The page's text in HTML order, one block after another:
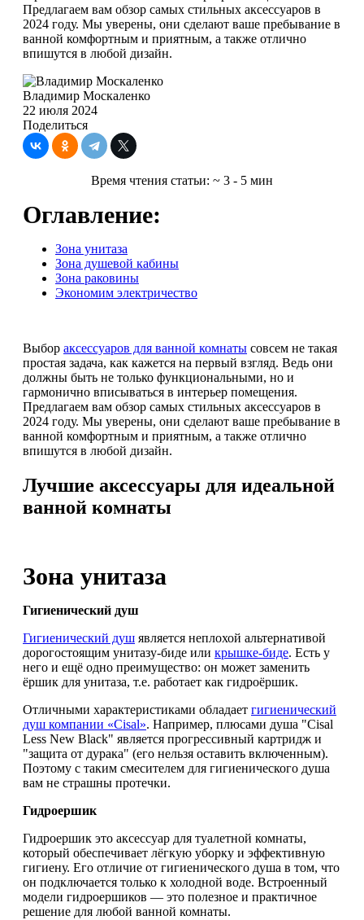
Предлагаем вам обзор самых стильных аксессуаров в
2024 году. Мы уверены, они сделают ваше пребывание в
ванной комфортным и приятным, а также отлично
впишутся в любой дизайн.
Владимир Москаленко
22 июля 2024
Поделиться
Время чтения статьи: ~ 3 - 5 мин
Оглавление:
Зона унитаза
Зона душевой кабины
Зона раковины
Экономим электричество
Выбор аксессуаров для ванной комнаты совсем не такая
простая задача, как кажется на первый взгляд. Ведь они
должны быть не только функциональными, но и
гармонично вписываться в интерьер помещения.
Предлагаем вам обзор самых стильных аксессуаров в
2024 году. Мы уверены, они сделают ваше пребывание в
ванной комфортным и приятным, а также отлично
впишутся в любой дизайн.
Лучшие аксессуары для идеальной
ванной комнаты
Зона унитаза
Гигиенический душ
Гигиенический душ является неплохой альтернативой
дорогостоящим унитазу-биде или крышке-биде. Есть у
него и ещё одно преимущество: он может заменить
ёршик для унитаза, т.е. работает как гидроёршик.
Отличными характеристиками обладает гигиенический
душ компании «Cisal». Например, плюсами душа "Cisal
Less New Black" является прогрессивный картридж и
"защита от дурака" (его нельзя оставить включенным).
Поэтому с таким смесителем для гигиенического душа
вам не страшны протечки.
Гидроершик
Гидроершик это аксессуар для туалетной комнаты,
который обеспечивает лёгкую уборку и эффективную
гигиену. Его отличие от гигиенического душа в том, что
он подключается только к холодной воде. Встроенный
модели гидроершиков — это полезное и практичное
решение для любой ванной комнаты.